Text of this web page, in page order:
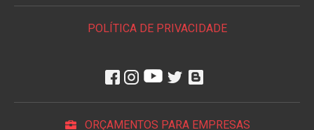
que deseja será compatível com acâmera fotográfica
POLÍTICA DE PRIVACIDADE
ORÇAMENTOS PARA EMPRESAS